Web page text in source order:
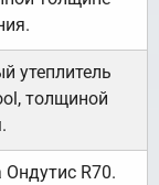
утеплитель
толщиной
Ондутис R70.